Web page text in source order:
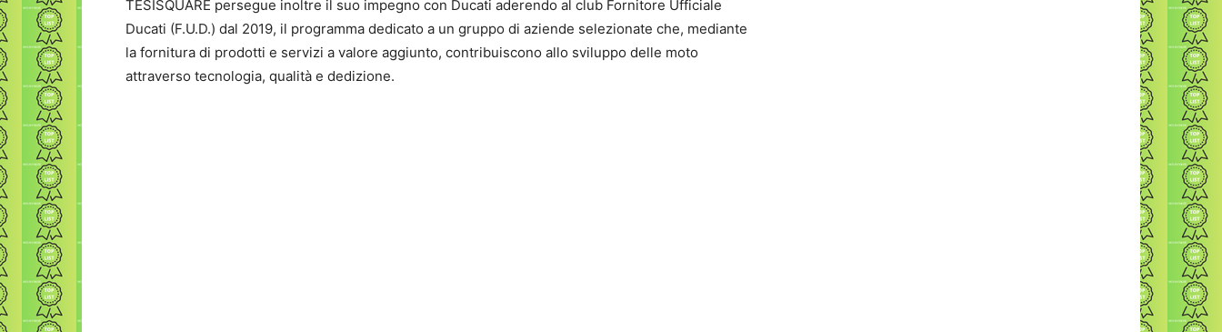
TESISQUARE persegue inoltre il suo impegno con Ducati aderendo al club Fornitore Ufficiale
Ducati (F.U.D.) dal 2019, il programma dedicato a un gruppo di aziende selezionate che, mediante
la fornitura di prodotti e servizi a valore aggiunto, contribuiscono allo sviluppo delle moto
attraverso tecnologia, qualità e dedizione.